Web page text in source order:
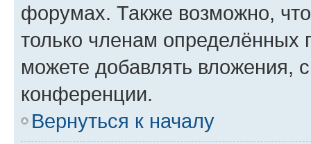
форумах. Также возможно,
только членам определённых
можете добавлять вложения,
конференции.
Вернуться к началу